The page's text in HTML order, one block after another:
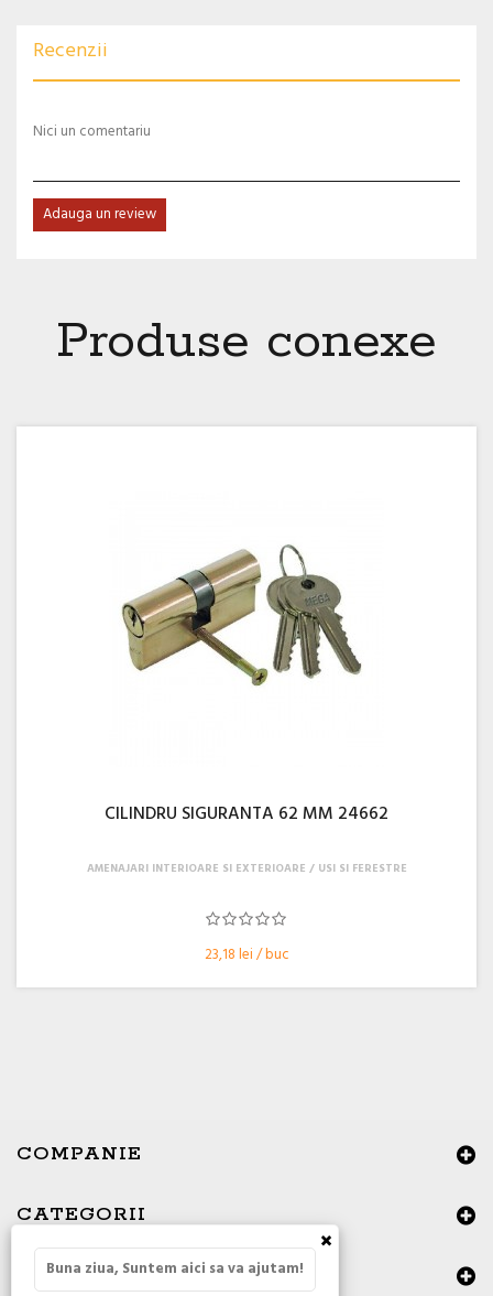
Recenzii
Nici un comentariu
Adauga un review
Produse conexe
CILINDRU SIGURANTA 62 MM 24662
23,18 lei / buc
AMENAJARI INTERIOARE SI EXTERIOARE USI SI FERESTRE
COMPANIE
CATEGORII
DATE DE CONTACT
×
Buna ziua, Suntem aici sa va ajutam!